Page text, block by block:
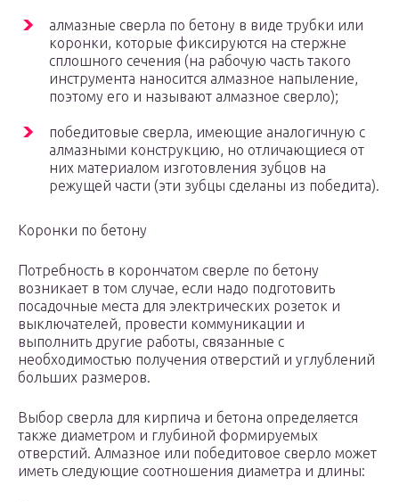
алмазные сверла по бетону в виде трубки или
коронки, которые фиксируются на стержне
сплошного сечения (на рабочую часть такого
инструмента наносится алмазное напыление,
поэтому его и называют алмазное сверло);
победитовые сверла, имеющие аналогичную с
алмазными конструкцию, но отличающиеся от
них материалом изготовления зубцов на
режущей части (эти зубцы сделаны из победита).
Коронки по бетону
Потребность в корончатом сверле по бетону
возникает в том случае, если надо подготовить
посадочные места для электрических розеток и
выключателей, провести коммуникации и
выполнить другие работы, связанные с
необходимостью получения отверстий и углублений
больших размеров.
Выбор сверла для кирпича и бетона определяется
также диаметром и глубиной формируемых
отверстий. Алмазное или победитовое сверло может
иметь следующие соотношения диаметра и длины: